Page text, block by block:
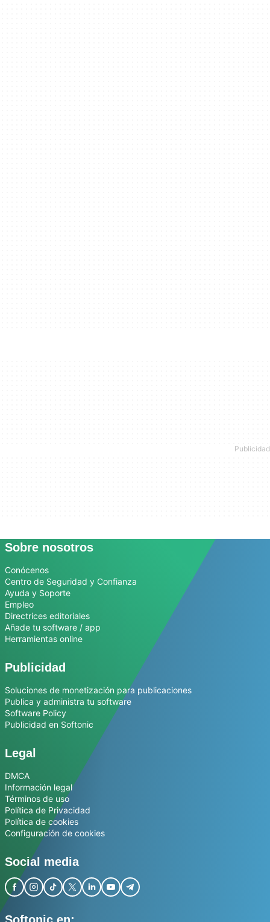
Sobre nosotros
Conócenos
Centro de Seguridad y Confianza
Ayuda y Soporte
Empleo
Directrices editoriales
Añade tu software / app
Herramientas online
Publicidad
Soluciones de monetización para publicaciones
Publica y administra tu software
Software Policy
Publicidad en Softonic
Legal
DMCA
Información legal
Términos de uso
Política de Privacidad
Política de cookies
Configuración de cookies
Social media